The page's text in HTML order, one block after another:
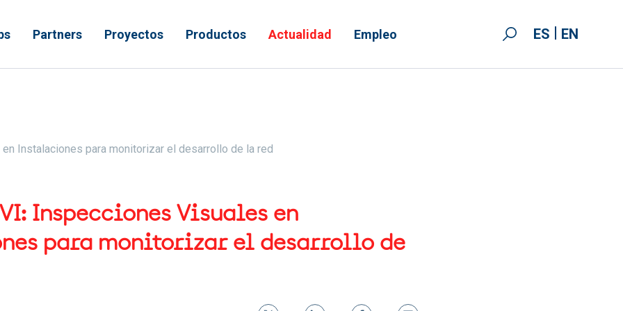
Partners Proyectos Productos Actualidad Empleo ES EN
a la navegación
Instalaciones para monitorizar el desarrollo de la red
Inspecciones Visuales en
para monitorizar el desarrollo de